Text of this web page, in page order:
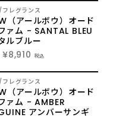
フレグランス
（アールボウ）オード
ァム - SANTAL BLEU
ルブルー
¥8,910 税込
フレグランス
（アールボウ）オード
ァム - AMBER
アンバーサンギ